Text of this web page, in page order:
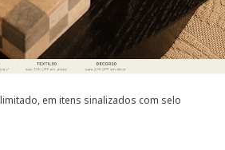
em itens sinalizados com selo